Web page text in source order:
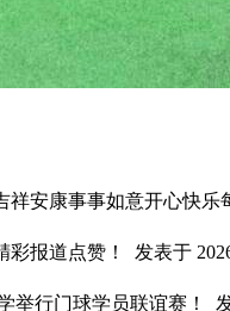
祥安康事事如意开心快
彩报道点赞！ 发表于
举行门球学员联谊赛！